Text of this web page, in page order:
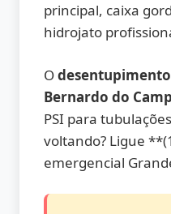
principal, caixa
hidrojato
O
Bernardo do
PSI para
voltando? Ligue
emergencial